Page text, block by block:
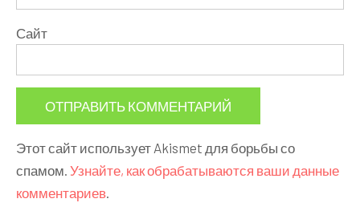
Сайт
Этот сайт использует Akismet для борьбы со
спамом. Узнайте, как обрабатываются ваши данные
комментариев